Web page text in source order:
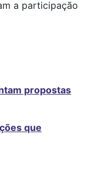
a participação
propostas
que